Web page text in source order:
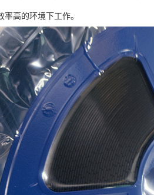
率高的环境下工作。